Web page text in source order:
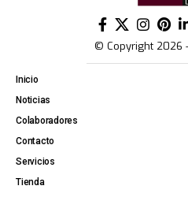
© Copyright 2026
Inicio
Noticias
Colaboradores
Contacto
Servicios
Tienda